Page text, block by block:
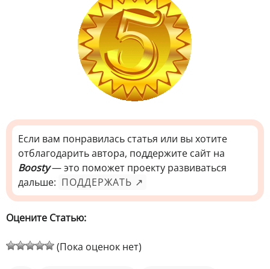
Если вам понравилась статья или вы хотите
отблагодарить автора, поддержите сайт на
Boosty— это поможет проекту развиваться
дальше: ПОДДЕРЖАТЬ ↗
Оцените Статью:
(Пока оценок нет)